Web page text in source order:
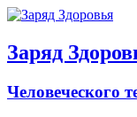
Заряд
Человеческого